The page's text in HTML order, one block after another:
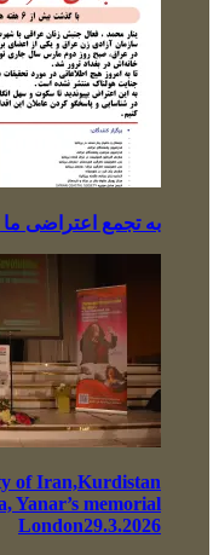
بە تجمع اعتراضی ما
of Iran,Kurdistan
Yanar’s memorial
London29.3.2026